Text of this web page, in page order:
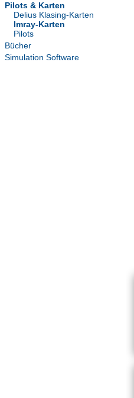
Pilots & Karten
Delius Klasing-Karten
Imray-Karten
Pilots
Bücher
Simulation Software